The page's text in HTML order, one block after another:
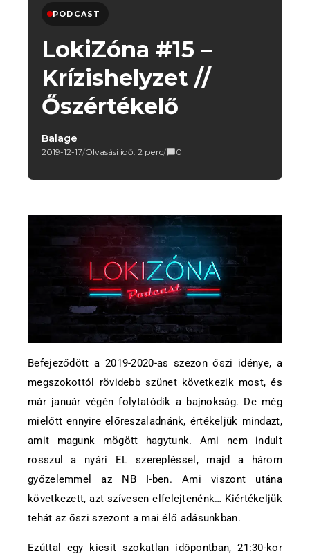
PODCAST
LokiZóna #15 –
Krízishelyzet //
Őszértékelő
Balage
2019-12-17/Olvasási idő: 2 perc/ 0
Befejeződött a 2019-2020-as szezon őszi idénye, a
megszokottól rövidebb szünet következik most, és
már január végén folytatódik a bajnokság. De még
mielőtt ennyire előreszaladnánk, értékeljük mindazt,
amit magunk mögött hagytunk. Ami nem indult
rosszul a nyári EL szerepléssel, majd a három
győzelemmel az NB I-ben. Ami viszont utána
következett, azt szívesen elfelejtenénk… Kiértékeljük
tehát az őszi szezont a mai élő adásunkban.
Ezúttal egy kicsit szokatlan időpontban, 21:30-kor